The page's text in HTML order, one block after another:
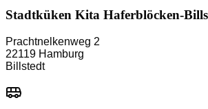
Stadtküken Kita Haferblöcken-
Prachtnelkenweg 2
22119 Hamburg
Billstedt